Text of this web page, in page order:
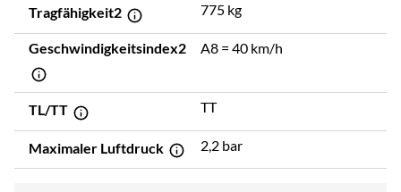
Tragfähigkeit2 775 kg
Geschwindigkeitsindex2 A8 = 40 km/h
TL/TT TT
Maximaler Luftdruck 2,2 bar